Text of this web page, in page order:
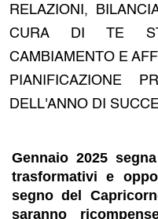
RELAZIONI,
CURA DI TE
CAMBIAMENTO E
PIANIFICAZIONE
DELL'ANNO DI
Gennaio 2025
trasformativi e
segno del
saranno